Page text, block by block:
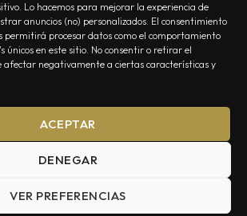
Lo hacemos para mejorar la experiencia de
anuncios (no) personalizados. El consentimiento
permitirá procesar datos como el comportamiento
únicos en este sitio. No consentir o retirar el
afectar negativamente a ciertas características y
ACEPTAR
DENEGAR
VER PREFERENCIAS
EDITORIAL POLÍTICA DE PRIVACIDAD
— Todos los Derechos Reservados © 2026